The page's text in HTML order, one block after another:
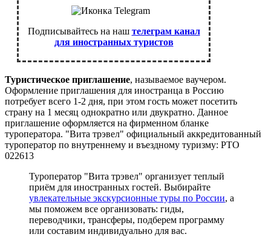
Подписывайтесь на наш телеграм канал
для иностранных туристов
Туристическое приглашение, называемое ваучером.
Оформление приглашения для иностранца в Россию
потребует всего 1-2 дня, при этом гость может посетить
страну на 1 месяц однократно или двукратно. Данное
приглашение оформляется на фирменном бланке
туроператора. "Вита трэвел" официальный аккредитованный
туроператор по внутреннему и въездному туризму: РТО
022613
Туроператор "Вита трэвел" организует теплый
приём для иностранных гостей. Выбирайте
увлекательные экскурсионные туры по России, а
мы поможем все организовать: гиды,
переводчики, трансферы, подберем программу
или составим индивидуально для вас.